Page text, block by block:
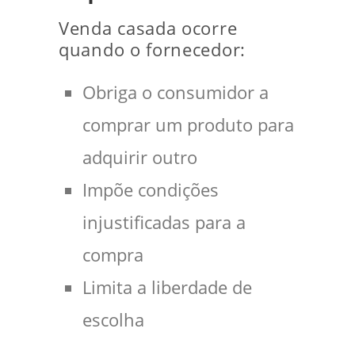
Venda casada ocorre
quando o fornecedor:
Obriga o consumidor a
comprar um produto para
adquirir outro
Impõe condições
injustificadas para a
compra
Limita a liberdade de
escolha